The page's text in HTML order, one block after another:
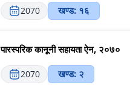
2070 खण्ड: १६
पारस्परिक कानूनी सहायता ऐन, २०७०
2070 खण्ड: २